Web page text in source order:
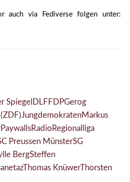
auch via Fediverse folgen unter:
Spiegel DLF FDPGerog
JungdemokratenMarkus
PaywallsRadio Regionalliga
Preussen MünsterSG
BergSteffen
tazThomas KnüwerThorsten